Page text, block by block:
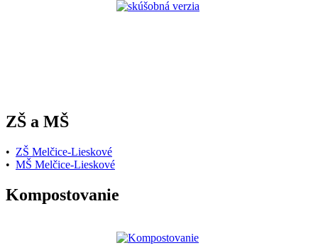
ZŠ a MŠ
• ZŠ Melčice-Lieskové
• MŠ Melčice-Lieskové
Kompostovanie